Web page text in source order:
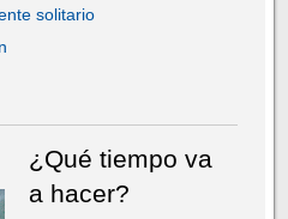
solitario
¿Qué tiempo va
a hacer?